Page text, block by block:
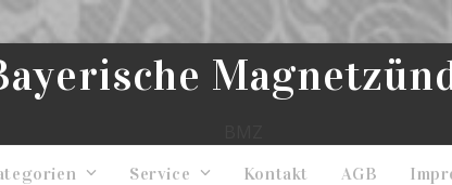
Service Kontakt AGB